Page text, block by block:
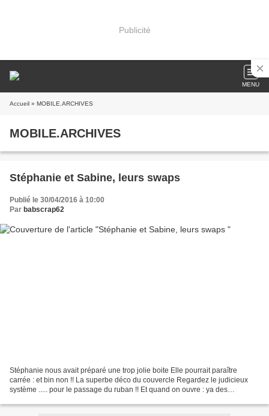
Publicité
MENU
Accueil » MOBILE.ARCHIVES
MOBILE.ARCHIVES
Stéphanie et Sabine, leurs swaps
Publié le 30/04/2016 à 10:00
Par babscrap62
Stéphanie nous avait préparé une trop jolie boite Elle pourrait paraître
carrée : et bin non !! La superbe déco du couvercle Regardez le judicieux
système ..... pour le passage du ruban !! Et quand on ouvre : ya des